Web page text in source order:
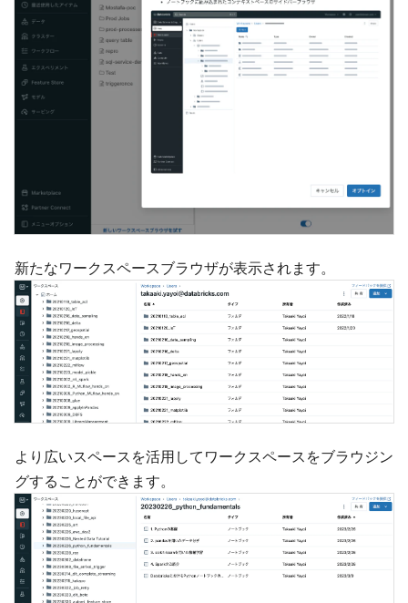
新たなワークスペースブラウザが表示されます。
より広いスペースを活用してワークスペースをブラウジン
グすることができます。